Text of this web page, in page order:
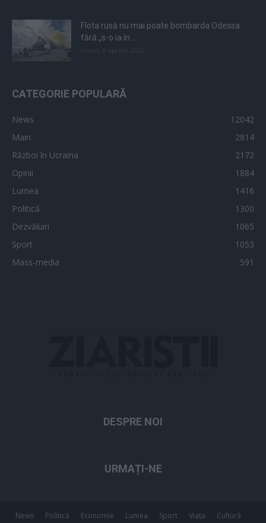
Flota rusă nu mai poate bombarda Odessa
fără „s-o ia în...
CATEGORIE POPULARĂ
News
12042
Main
2814
Război în Ucraina
2172
Opinii
1884
Lumea
1416
Politică
1300
Dezvăluiri
1065
Sport
1053
Mass-media
591
DESPRE NOI
URMAȚI-NE
News Politică Economie Lumea Sport Viața Cultură